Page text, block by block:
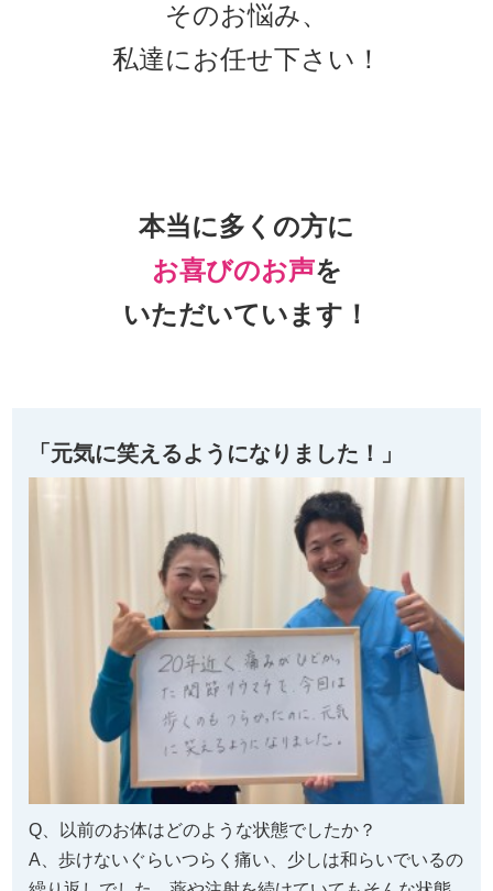
そのお悩み、
私達にお任せ下さい！
本当に多くの方に
お喜びのお声を
いただいています！
「元気に笑えるようになりました！」
Q、以前のお体はどのような状態でしたか？
A、歩けないぐらいつらく痛い、少しは和らいでいるの